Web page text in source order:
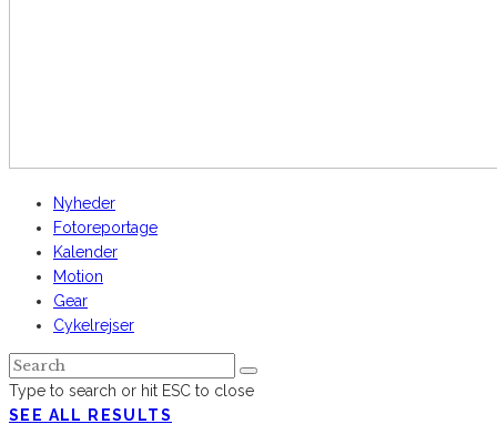
Nyheder
Fotoreportage
Kalender
Motion
Gear
Cykelrejser
Type to search or hit ESC to close
SEE ALL RESULTS